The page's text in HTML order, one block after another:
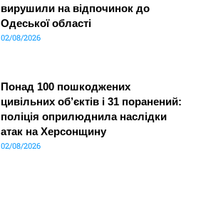
вирушили на відпочинок до
Одеської області
02/08/2026
Понад 100 пошкоджених
цивільних об’єктів і 31 поранений:
поліція оприлюднила наслідки
атак на Херсонщину
02/08/2026